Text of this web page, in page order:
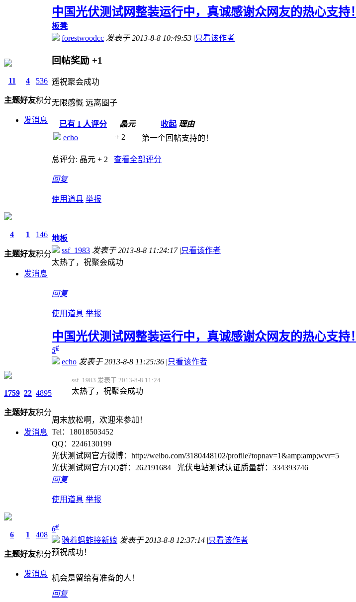
中国光伏测试网整装运行中，真诚感谢众网友的热心支持！
11
主题
4
好友
536
积分
发消息
板凳
forestwoodcc 发表于 2013-8-8 10:49:53 |只看该作者
回帖奖励 +1
遥祝聚会成功
无限感慨 远离圈子
已有 1 人评分 晶元 收起 理由
echo
+ 2 第一个回帖支持的！
总评分: 晶元 + 2 查看全部评分
回复
使用道具 举报
4
主题
1
好友
146
积分
发消息
地板
ssf_1983 发表于 2013-8-8 11:24:17 |只看该作者
太热了，祝聚会成功
回复
使用道具 举报
中国光伏测试网整装运行中，真诚感谢众网友的热心支持！
1759
主题
22
好友
4895
积分
发消息
5#
echo 发表于 2013-8-8 11:25:36 |只看该作者
ssf_1983 发表于 2013-8-8 11:24
太热了，祝聚会成功
周末放松啊，欢迎来参加！
Tel：18018503452
QQ：2246130199
光伏测试网官方微博：http://weibo.com/3180448102/profile?topnav=1&amp;amp;wvr=5
光伏测试网官方QQ群：262191684 光伏电站测试认证质量群：334393746
回复
使用道具 举报
6
主题
1
好友
408
积分
发消息
6#
骑着蚂蚱接新娘 发表于 2013-8-8 12:37:14 |只看该作者
预祝成功！
机会是留给有准备的人！
回复